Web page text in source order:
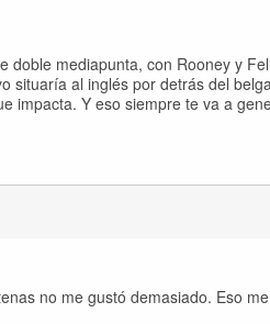
doble mediapunta, con Rooney y
situaría al inglés por detrás del
impacta. Y eso siempre te va a
no me gustó demasiado. Eso